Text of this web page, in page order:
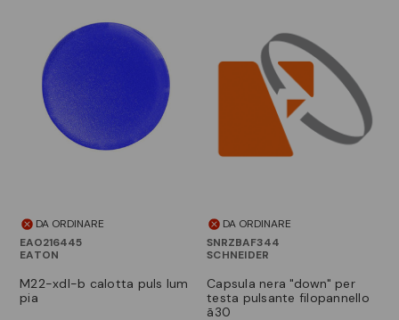
DA ORDINARE
EAO216445
EATON
m22-xdl-b calotta puls lum
pia
DA ORDINARE
SNRZBAF344
SCHNEIDER
capsula nera "down" per
testa pulsante filopannello
ã30